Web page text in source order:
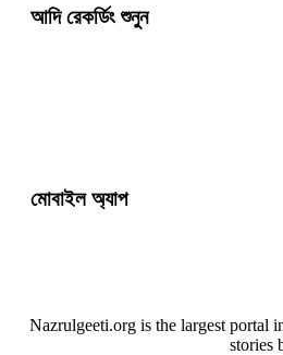
আদি রেকর্ডিং শুনুন
মোবাইল অ্যাপ
Nazrulgeeti.org is the largest portal
stories